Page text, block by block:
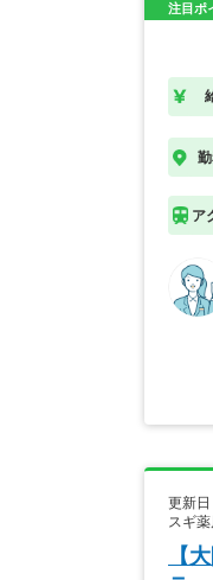
注目ポ
ア
更新
スギ
【